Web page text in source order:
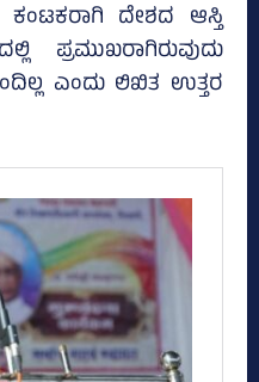
ದೇಶದ ಆಸ್ತಿ
ಪ್ರಮುಖರಾಗಿರುವುದು
ಎಂದು ಲಿಖಿತ ಉತ್ತರ